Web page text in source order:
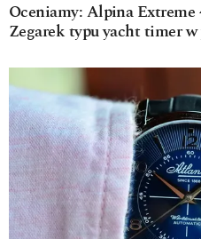
Oceniamy: Alpina Extreme
Zegarek typu yacht timer w